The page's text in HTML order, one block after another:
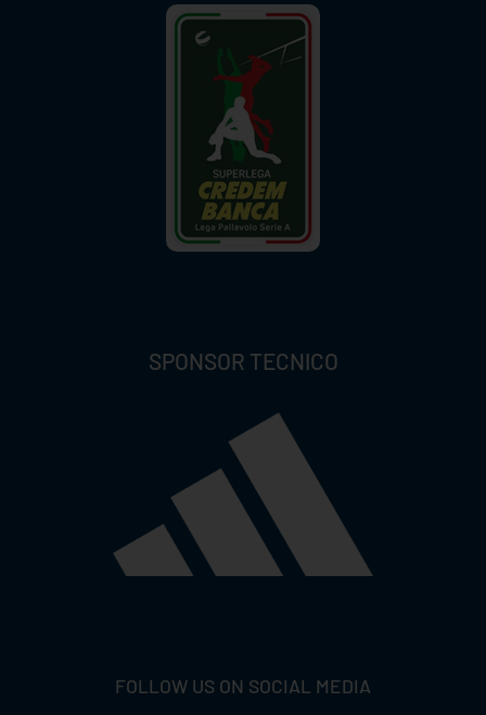
SPONSOR TECNICO
FOLLOW US ON SOCIAL MEDIA